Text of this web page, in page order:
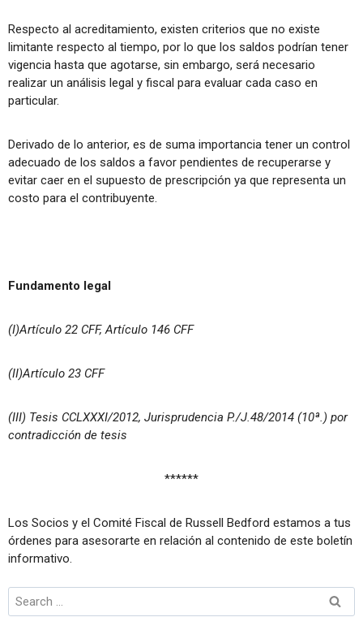
Respecto al acreditamiento, existen criterios que no existe
limitante respecto al tiempo, por lo que los saldos podrían tener
vigencia hasta que agotarse, sin embargo, será necesario
realizar un análisis legal y fiscal para evaluar cada caso en
particular.
Derivado de lo anterior, es de suma importancia tener un control
adecuado de los saldos a favor pendientes de recuperarse y
evitar caer en el supuesto de prescripción ya que representa un
costo para el contribuyente.
Fundamento legal
(I)Artículo 22 CFF, Artículo 146 CFF
(II)Artículo 23 CFF
(III) Tesis CCLXXXI/2012, Jurisprudencia P./J.48/2014 (10ª.) por
contradicción de tesis
******
Los Socios y el Comité Fiscal de Russell Bedford estamos a tus
órdenes para asesorarte en relación al contenido de este boletín
informativo.